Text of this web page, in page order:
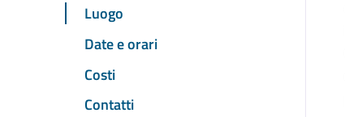
Luogo
Date e orari
Costi
Contatti